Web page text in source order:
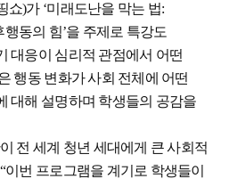
쇼)가 ‘미래도난을 막는 법:
동의 힘’을 주제로 특강도
대응이 심리적 관점에서 어떤
행동 변화가 사회 전체에 어떤
대해 설명하며 학생들의 공감을
전 세계 청년 세대에게 큰 사회적
번 프로그램을 계기로 학생들이